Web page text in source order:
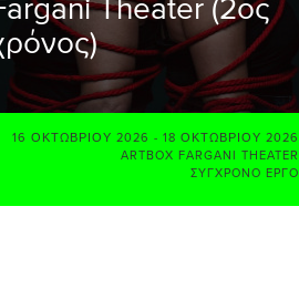
Theater (2ος
16 ΟΚΤΩΒΡΊΟΥ 2026 - 18 ΟΚΤΩΒΡΊΟΥ 2026
ARTBOX FARGANI THEATER
ΣΎΓΧΡΟΝΟ ΈΡΓΟ